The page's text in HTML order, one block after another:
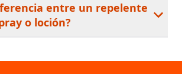
entre un repelente
o loción?